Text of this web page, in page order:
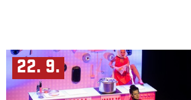
22. 9.